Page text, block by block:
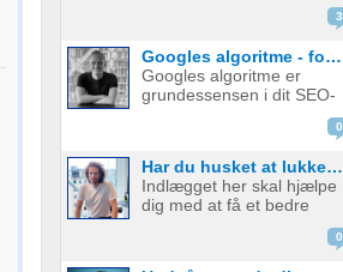
vasker om natten og
virksomhedsejere skuer
grumt mod efteråret. Men
hvad er Inflation? Hvilken
3
Googles algoritme - forstå de hundredvis af parametre bag
Googles algoritme er
grundessensen i dit SEO-
ved du også godt, at det
er et ”long game”, og at
det sjældent betaler sig at
0
Har du husket at lukke din softwareudvikler ind i forretningen?
Indlægget her skal hjælpe
dig med at få et bedre
0